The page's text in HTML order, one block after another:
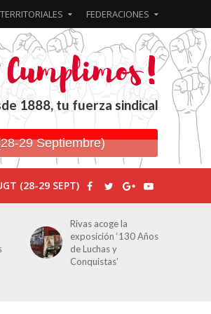
FEDERACIONES
1888, tu fuerza sindical
29 Septiembre)
(28-29 SEPT)
Javier Bueno, el
periodista asesinado
por Franco por sus
editoriales de prensa